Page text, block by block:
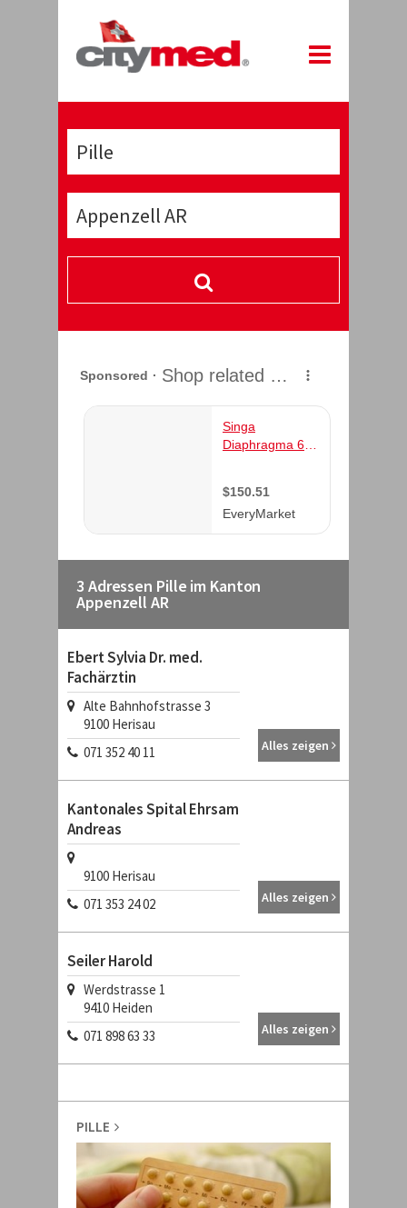
3 Adressen Pille im Kanton
Appenzell AR
Ebert Sylvia Dr. med.
Fachärztin
Alte Bahnhofstrasse 3
9100 Herisau
071 352 40 11
Alles zeigen
Kantonales Spital Ehrsam
Andreas
9100 Herisau
071 353 24 02
Alles zeigen
Seiler Harold
Werdstrasse 1
9410 Heiden
071 898 63 33
Alles zeigen
PILLE